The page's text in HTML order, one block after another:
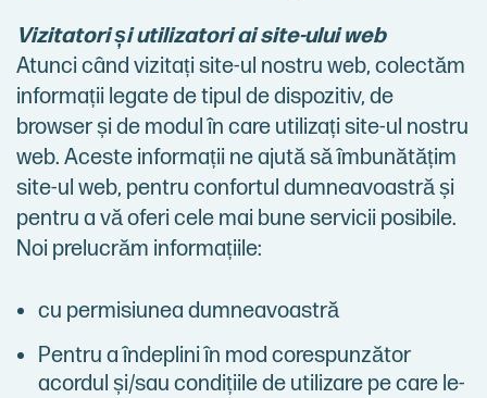
Vizitatori și utilizatori ai site-ului web
Atunci când vizitați site-ul nostru web, colectăm
informații legate de tipul de dispozitiv, de
browser și de modul în care utilizați site-ul nostru
web. Aceste informații ne ajută să îmbunătățim
site-ul web, pentru confortul dumneavoastră și
pentru a vă oferi cele mai bune servicii posibile.
Noi prelucrăm informațiile:
cu permisiunea dumneavoastră
Pentru a îndeplini în mod corespunzător
acordul și/sau condițiile de utilizare pe care le-